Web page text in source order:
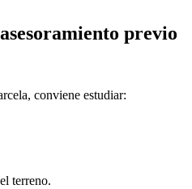
previo
conviene estudiar:
terreno.